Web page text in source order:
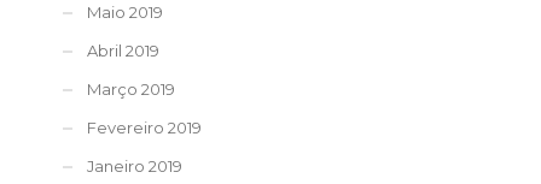
Maio 2019
Abril 2019
Março 2019
Fevereiro 2019
Janeiro 2019